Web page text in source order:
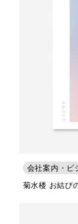
会社案内・ビ
菊水楼 お結び